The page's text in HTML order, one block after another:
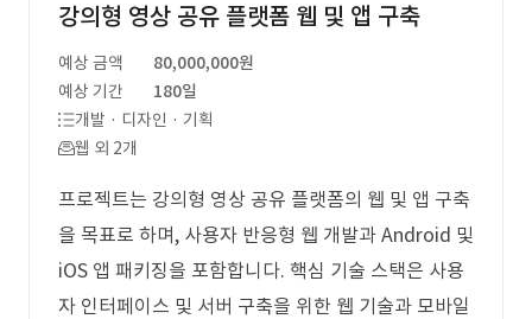
강의형 영상 공유 플랫폼 웹 및 앱 구축
예상 금액
80,000,000원
예상 기간
180일
개발 · 디자인 · 기획
웹 외 2개
프로젝트는 강의형 영상 공유 플랫폼의 웹 및 앱 구축
을 목표로 하며, 사용자 반응형 웹 개발과 Android 및
iOS 앱 패키징을 포함합니다. 핵심 기술 스택은 사용
자 인터페이스 및 서버 구축을 위한 웹 기술과 모바일